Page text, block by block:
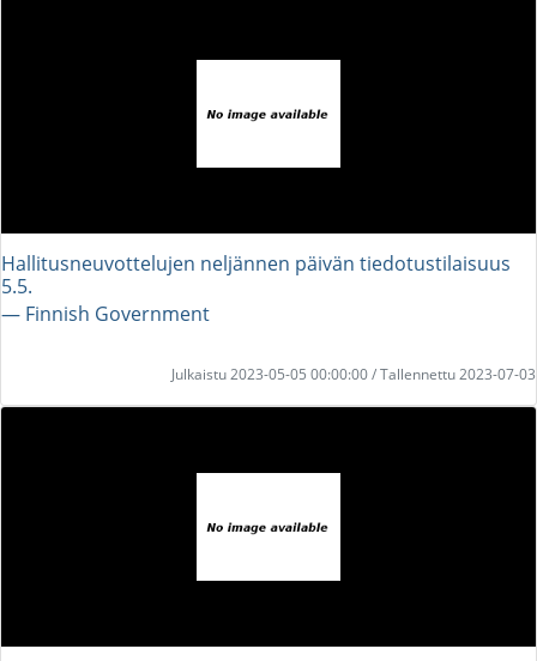
Hallitusneuvottelujen neljännen päivän tiedotustilaisuus
5.5.
― Finnish Government
Julkaistu 2023-05-05 00:00:00 / Tallennettu 2023-07-03